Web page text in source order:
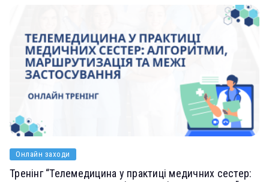
Онлайн заходи
Тренінг “Телемедицина у практиці медичних сестер: